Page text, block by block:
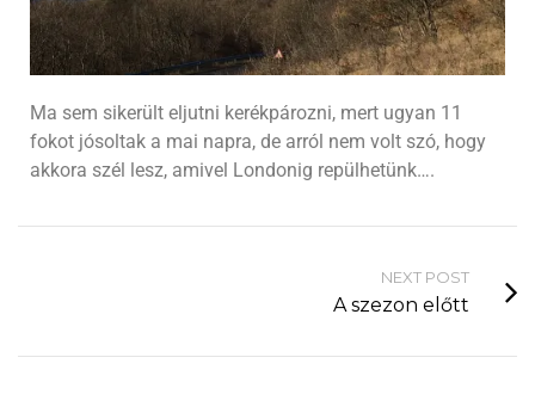
Ma sem sikerült eljutni kerékpározni, mert ugyan 11
fokot jósoltak a mai napra, de arról nem volt szó, hogy
akkora szél lesz, amivel Londonig repülhetünk….
NEXT POST
A szezon előtt